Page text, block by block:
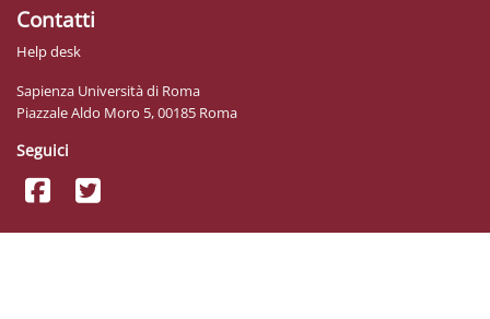
Contatti
Help desk
Sapienza Università di Roma
Piazzale Aldo Moro 5, 00185 Roma
Seguici